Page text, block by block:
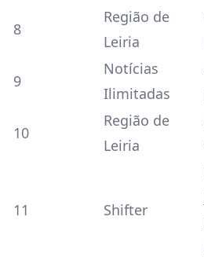
8
Região de
Leiria
9
Notícias
Ilimitadas
10
Região de
Leiria
11 Shifter